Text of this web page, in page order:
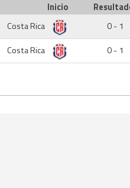
Inicio
Costa Rica 0 - 1
Costa Rica 0 - 1